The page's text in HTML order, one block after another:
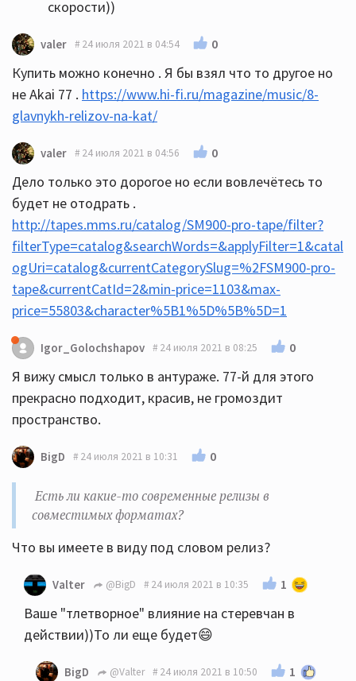
скорости))
valer 24 июля 2021 в 04:54 0
Купить можно конечно . Я бы взял что то другое но
не Akai 77 . https://www.hi-fi.ru/magazine/music/8-
glavnykh-relizov-na-kat/
valer 24 июля 2021 в 04:56 0
Дело только это дорогое но если вовлечётесь то
будет не отодрать .
http://tapes.mms.ru/catalog/SM900-pro-tape/filter?
filterType=catalog&searchWords=&applyFilter=1&catal
ogUri=catalog&currentCategorySlug=%2FSM900-pro-
tape&currentCatId=2&min-price=1103&max-
price=55803&character%5B1%5D%5B%5D=1
Igor_Golochshapov 24 июля 2021 в 08:25 0
Я вижу смысл только в антураже. 77-й для этого
прекрасно подходит, красив, не громоздит
пространство.
BigD 24 июля 2021 в 10:31 0
Есть ли какие-то современные релизы в
совместимых форматах?
Что вы имеете в виду под словом релиз?
Valter @BigD 24 июля 2021 в 10:35 1
Ваше "тлетворное" влияние на стеревчан в
действии))То ли еще будет😄
BigD @Valter 24 июля 2021 в 10:50 1